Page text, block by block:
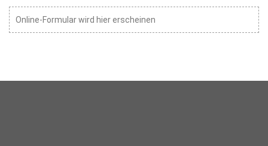
Online-Formular wird hier erscheinen